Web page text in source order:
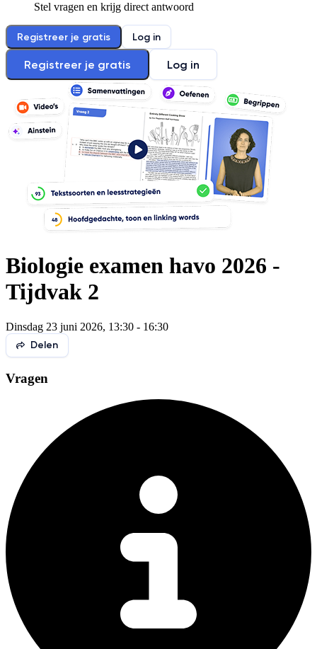
Stel vragen en krijg direct antwoord
Registreer je gratis Log in
Registreer je gratis Log in
Biologie examen havo 2026 -
Tijdvak 2
Dinsdag 23 juni 2026, 13:30 - 16:30
Delen
Vragen